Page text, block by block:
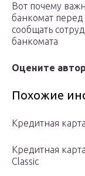
Вот почему
банкомат
сообщать
банкомата
Оцените
Похожие
Кредитная
Кредитная
Classic